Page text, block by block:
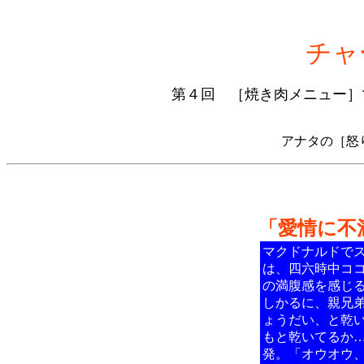
チ
第４回 ［焼き肉メニュー
アナタの［怒
「愛情に
マクドナルドで
は、四六時中コ
の満腹感を感じ
しかるに、親兄
ょうだい、と乾
もと乾いてるか
発。「オウオウ